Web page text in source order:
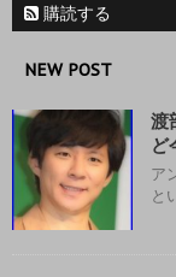
購読する
NEW POST
渡
ど
ア
と